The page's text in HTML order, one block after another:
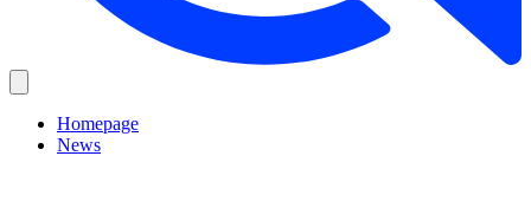
Homepage
News